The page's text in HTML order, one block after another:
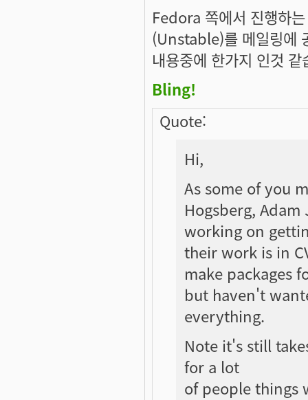
Fedora 쪽에서 진행하
(Unstable)를 메일링에
내용중에 한가지 인것 같
Bling!
Quote:
Hi,
As some of you
Hogsberg,
working on
their work is in
make packages
but haven't
everything.
Note it's still
for a lot
of people things